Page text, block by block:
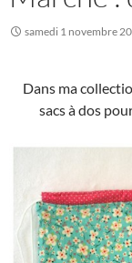
samedi 1 novembre
Dans ma
sacs à dos